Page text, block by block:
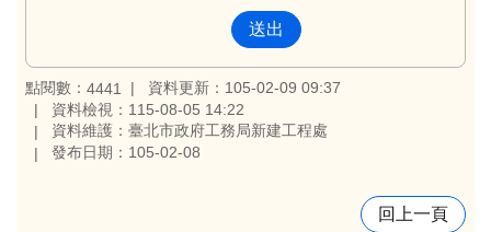
點閱數： 4441
資料更新：105-02-09 09:37
資料檢視：115-08-05 14:22
資料維護：臺北市政府工務局新建工程處
發布日期：105-02-08
回上一頁